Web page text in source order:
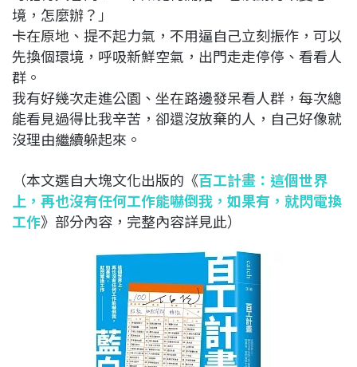
境，怎麼辦？」
卡在原地、提不起力氣，不用逼自己立刻振作，可以
先換個環境，呼吸新鮮空氣，出門走走停停、看看人
群。
我有好幾次走進公園、坐在路邊發呆看人群，每次總
能看見過得比我辛苦，卻還沒放棄的人，自己好像就
沒理由繼續躲起來。
（本文選自大塊文化出版的《百工計畫：這個世界
上，再也沒有任何工作能嚇倒我，如果有，就閃電換
工作》部分內容，完整內容詳見此）